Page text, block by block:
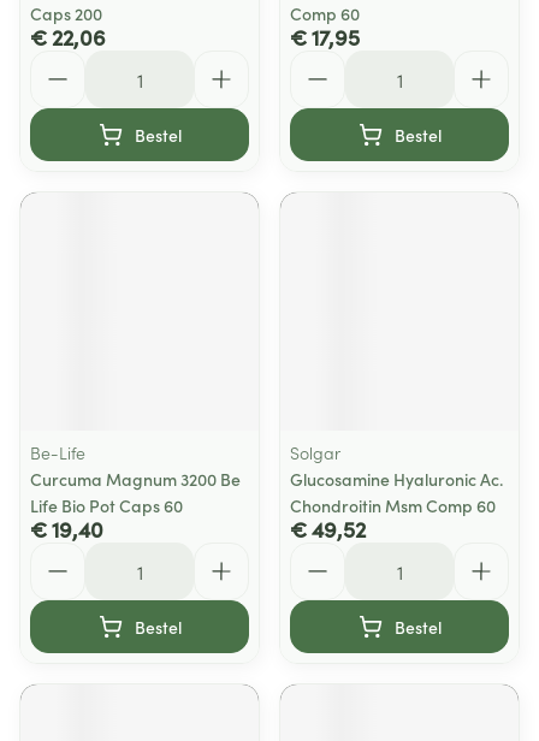
Caps 200
€ 22,06
Bestel
Comp 60
€ 17,95
Bestel
Be-Life
Curcuma Magnum 3200 Be
Life Bio Pot Caps 60
€ 19,40
Bestel
Solgar
Glucosamine Hyaluronic Ac.
Chondroitin Msm Comp 60
€ 49,52
Bestel